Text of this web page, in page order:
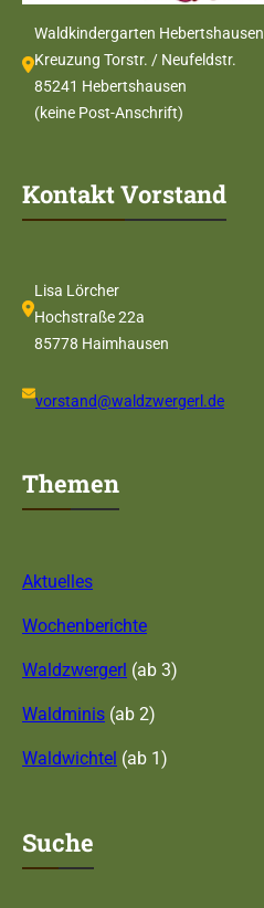
Waldkindergarten Hebertshausen
Kreuzung Torstr. / Neufeldstr.
85241 Hebertshausen
(keine Post-Anschrift)
Kontakt Vorstand
Lisa Lörcher
Hochstraße 22a
85778 Haimhausen
vorstand@waldzwergerl.de
Themen
Aktuelles
Wochenberichte
Waldzwergerl (ab 3)
Waldminis (ab 2)
Waldwichtel (ab 1)
Suche